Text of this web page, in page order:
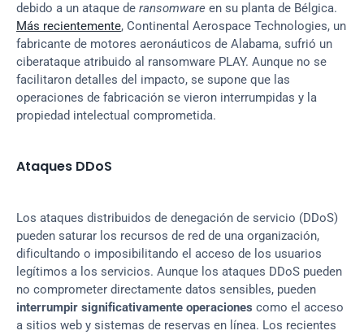
debido a un ataque de ransomware
Más recientemente, Continental Aerospace Technologies, un
fabricante de motores aeronáuticos de Alabama, sufrió un
ciberataque atribuido al ransomware PLAY. Aunque no se
facilitaron detalles del impacto, se supone que las
operaciones de fabricación se vieron interrumpidas y la
propiedad intelectual comprometida.
Ataques DDoS
Los ataques distribuidos de denegación de servicio (DDoS)
pueden saturar los recursos de red de una organización,
dificultando o imposibilitando el acceso de los usuarios
legítimos a los servicios. Aunque los ataques DDoS pueden
interrumpir significativamente operaciones como el acceso
a sitios web y sistemas de reservas en línea. Los recientes